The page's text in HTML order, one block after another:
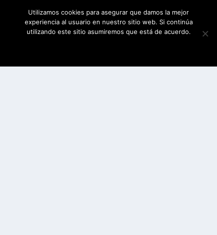
Utilizamos cookies para asegurar que damos la mejor
experiencia al usuario en nuestro sitio web. Si continúa
utilizando este sitio asumiremos que está de acuerdo.